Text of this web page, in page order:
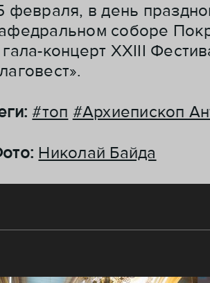
февраля, в день
соборе
гала-концерт XXIII
#топ #Архиепископ
Николай Байда